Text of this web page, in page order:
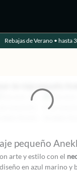
Rebajas de Verano • hasta
pequeño
arte y estilo con el
diseño en azul marino y